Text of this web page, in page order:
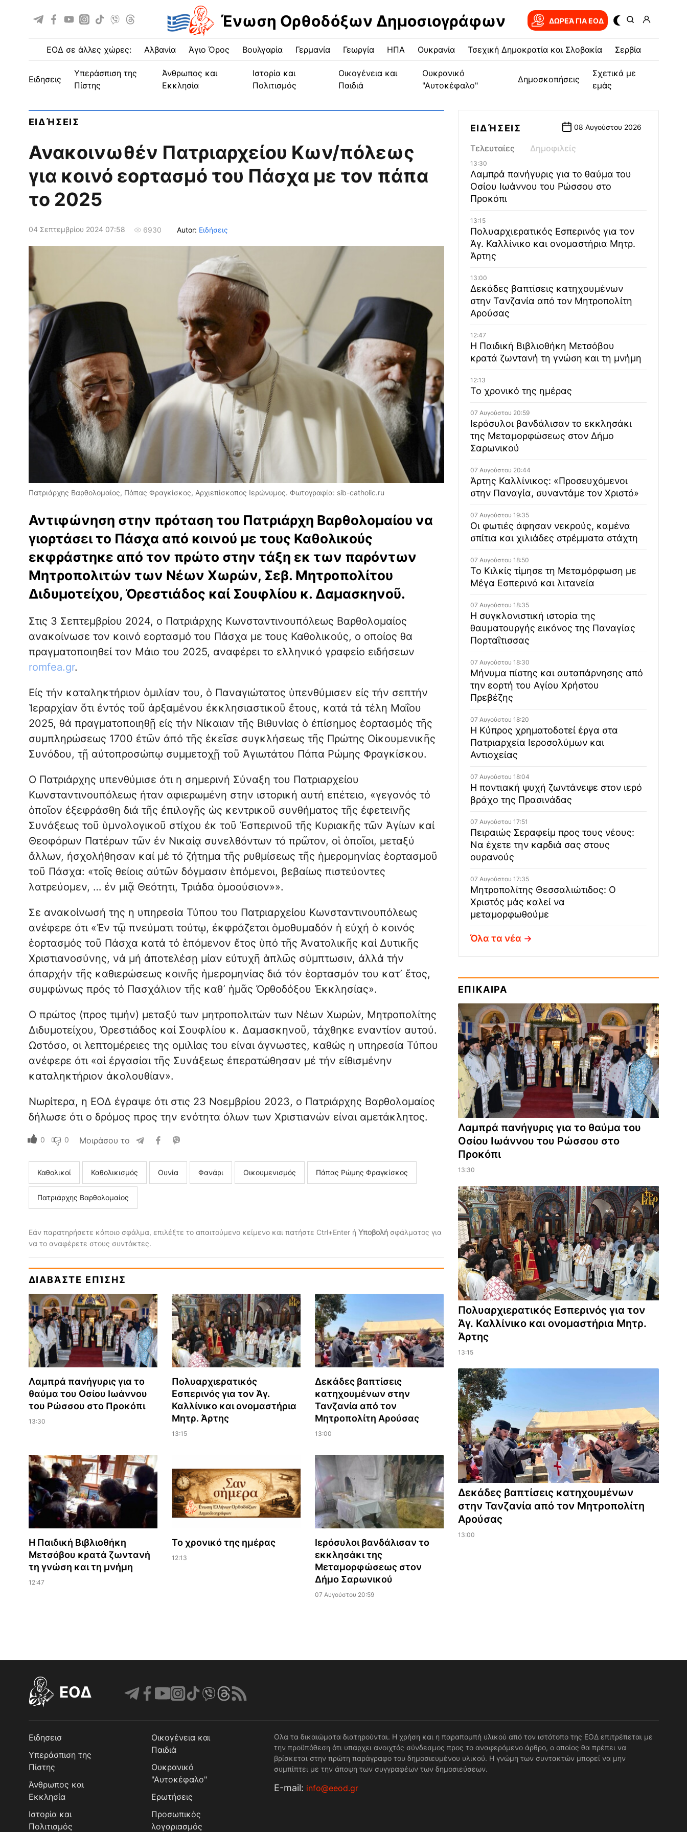
Ένωση Ορθοδόξων Δημοσιογράφων ΔΩΡΕΆ ΓΙΑ EOΔ
ΕΟΔ σε άλλες χώρες: Αλβανία Άγιο Όρος Βουλγαρία Γερμανία Γεωργία ΗΠΑ Ουκρανία Τσεχική Δημοκρατία και Σλοβακία Σερβία
ειδησεις
Υπεράσπιση της
Πίστης
Άνθρωπος και
Εκκλησία
Ιστορία και
Πολιτισμός
Οικογένεια και
Παιδιά
Ουκρανικό
"Αυτοκέφαλο"
Δημοσκοπήσεις
Σχετικά με
εμάς
ΕΙΔΉΣΕΙΣ
Ανακοινωθέν Πατριαρχείου Κων/πόλεως
για κοινό εορτασμό του Πάσχα με τον πάπα
το 2025
04 Σεπτεμβρίου 2024 07:58 6930 Autor: Ειδήσεις
Πατριάρχης Βαρθολομαίος, Πάπας Φραγκίσκος, Αρχιεπίσκοπος Ιερώνυμος. Φωτογραφία: sib-catholic.ru
Αντιφώνηση στην πρόταση του Πατριάρχη Βαρθολομαίου να
γιορτάσει το Πάσχα από κοινού με τους Καθολικούς
εκφράστηκε από τον πρώτο στην τάξη εκ των παρόντων
Μητροπολιτών των Νέων Χωρών, Σεβ. Μητροπολίτου
Διδυμοτείχου, Ὀρεστιάδος καί Σουφλίου κ. Δαμασκηνοῦ.
Στις 3 Σεπτεμβρίου 2024, ο Πατριάρχης Κωνσταντινουπόλεως Βαρθολομαίος
ανακοίνωσε τον κοινό εορτασμό του Πάσχα με τους Καθολικούς, ο οποίος θα
πραγματοποιηθεί τον Μάιο του 2025, αναφέρει το ελληνικό γραφείο ειδήσεων
romfea.gr.
Εἰς τήν καταληκτήριον ὁμιλίαν του, ὁ Παναγιώτατος ὑπενθύμισεν εἰς τήν σεπτήν
Ἱεραρχίαν ὅτι ἐντός τοῦ ἀρξαμένου ἐκκλησιαστικοῦ ἔτους, κατά τά τέλη Μαΐου
2025, θά πραγματοποιηθῇ εἰς τήν Νίκαιαν τῆς Βιθυνίας ὁ ἐπίσημος ἑορτασμός τῆς
συμπληρώσεως 1700 ἐτῶν ἀπό τῆς ἐκεῖσε συγκλήσεως τῆς Πρώτης Οἰκουμενικῆς
Συνόδου, τῇ αὐτοπροσώπῳ συμμετοχῇ τοῦ Ἁγιωτάτου Πάπα Ρώμης Φραγκίσκου.
Ο Πατριάρχης υπενθύμισε ότι η σημερινή Σύναξη του Πατριαρχείου
Κωνσταντινουπόλεως ήταν αφιερωμένη στην ιστορική αυτή επέτειο, «γεγονός τό
ὁποῖον ἐξεφράσθη διά τῆς ἐπιλογῆς ὡς κεντρικοῦ συνθήματος τῆς ἐφετεινῆς
Συνάξεως τοῦ ὑμνολογικοῦ στίχου ἐκ τοῦ Ἑσπερινοῦ τῆς Κυριακῆς τῶν Ἁγίων καί
Θεοφόρων Πατέρων τῶν ἐν Νικαίᾳ συνελθόντων τό πρῶτον, οἱ ὁποῖοι, μεταξύ
ἄλλων, ἠσχολήθησαν καί μέ τό ζήτημα τῆς ρυθμίσεως τῆς ἡμερομηνίας ἑορτασμοῦ
τοῦ Πάσχα: «τοῖς θείοις αὐτῶν δόγμασιν ἑπόμενοι, βεβαίως πιστεύοντες
λατρεύομεν, … ἐν μιᾷ Θεότητι, Τριάδα ὁμοούσιον»».
Σε ανακοίνωσή της η υπηρεσία Τύπου του Πατριαρχείου Κωνσταντινουπόλεως
ανέφερε ότι «Ἐν τῷ πνεύματι τούτῳ, ἐκφράζεται ὁμοθυμαδόν ἡ εὐχή ὁ κοινός
ἑορτασμός τοῦ Πάσχα κατά τό ἑπόμενον ἔτος ὑπό τῆς Ἀνατολικῆς καί Δυτικῆς
Χριστιανοσύνης, νά μή ἀποτελέσῃ μίαν εὐτυχῆ ἁπλῶς σύμπτωσιν, ἀλλά τήν
ἀπαρχήν τῆς καθιερώσεως κοινῆς ἡμερομηνίας διά τόν ἑορτασμόν του κατ᾽ ἔτος,
συμφώνως πρός τό Πασχάλιον τῆς καθ᾽ ἡμᾶς Ὀρθοδόξου Ἐκκλησίας».
Ο πρώτος (προς τιμήν) μεταξύ των μητροπολιτών των Νέων Χωρών, Μητροπολίτης
Διδυμοτείχου, Ὀρεστιάδος καί Σουφλίου κ. Δαμασκηνοῦ, τάχθηκε εναντίον αυτού.
Ωστόσο, οι λεπτομέρειες της ομιλίας του είναι άγνωστες, καθώς η υπηρεσία Τύπου
ανέφερε ότι «αἱ ἐργασίαι τῆς Συνάξεως ἐπερατώθησαν μέ τήν εἰθισμένην
καταληκτήριον ἀκολουθίαν».
Νωρίτερα, η ΕΟΔ έγραψε ότι στις 23 Νοεμβρίου 2023, ο Πατριάρχης Βαρθολομαίος
δήλωσε ότι ο δρόμος προς την ενότητα όλων των Χριστιανών είναι αμετάκλητος.
0 0 Μοιράσου το
Καθολικοί Καθολικισμός Ουνία Φανάρι Οικουμενισμός Πάπας Ρώμης Φραγκίσκος
Πατριάρχης Βαρθολομαίος
Εάν παρατηρήσετε κάποιο σφάλμα, επιλέξτε το απαιτούμενο κείμενο και πατήστε Ctrl+Enter ή Υποβολήσφάλματος για
να το αναφέρετε στους συντάκτες.
ΔΙΑΒΆΣΤΕ ΕΠΊΣΗΣ
Λαμπρά πανήγυρις για το
θαύμα του Οσίου Ιωάννου
του Ρώσσου στο Προκόπι
13:30
Πολυαρχιερατικός
Εσπερινός για τον Άγ.
Καλλίνικο και ονομαστήρια
Μητρ. Άρτης
13:15
Δεκάδες βαπτίσεις
κατηχουμένων στην
Τανζανία από τον
Μητροπολίτη Αρούσας
13:00
Η Παιδική Βιβλιοθήκη
Μετσόβου κρατά ζωντανή
τη γνώση και τη μνήμη
12:47
Το χρονικό της ημέρας
12:13
Ιερόσυλοι βανδάλισαν το
εκκλησάκι της
Μεταμορφώσεως στον
Δήμο Σαρωνικού
07 Αυγούστου 20:59
ΕΙΔΉΣΕΙΣ 08 Αυγούστου 2026
Τελευταίες Δημοφιλείς
13:30
Λαμπρά πανήγυρις για το θαύμα του
Οσίου Ιωάννου του Ρώσσου στο
Προκόπι
13:15
Πολυαρχιερατικός Εσπερινός για τον
Άγ. Καλλίνικο και ονομαστήρια Μητρ.
Άρτης
13:00
Δεκάδες βαπτίσεις κατηχουμένων
στην Τανζανία από τον Μητροπολίτη
Αρούσας
12:47
Η Παιδική Βιβλιοθήκη Μετσόβου
κρατά ζωντανή τη γνώση και τη μνήμη
12:13
Το χρονικό της ημέρας
07 Αυγούστου 20:59
Ιερόσυλοι βανδάλισαν το εκκλησάκι
της Μεταμορφώσεως στον Δήμο
Σαρωνικού
07 Αυγούστου 20:44
Άρτης Καλλίνικος: «Προσευχόμενοι
στην Παναγία, συναντάμε τον Χριστό»
07 Αυγούστου 19:35
Οι φωτιές άφησαν νεκρούς, καμένα
σπίτια και χιλιάδες στρέμματα στάχτη
07 Αυγούστου 18:50
Το Κιλκίς τίμησε τη Μεταμόρφωση με
Μέγα Εσπερινό και λιτανεία
07 Αυγούστου 18:35
Η συγκλονιστική ιστορία της
θαυματουργής εικόνος της Παναγίας
Πορταΐτισσας
07 Αυγούστου 18:30
Μήνυμα πίστης και αυταπάρνησης από
την εορτή του Αγίου Χρήστου
Πρεβέζης
07 Αυγούστου 18:20
Η Κύπρος χρηματοδοτεί έργα στα
Πατριαρχεία Ιεροσολύμων και
Αντιοχείας
07 Αυγούστου 18:04
Η ποντιακή ψυχή ζωντάνεψε στον ιερό
βράχο της Πρασινάδας
07 Αυγούστου 17:51
Πειραιώς Σεραφείμ προς τους νέους:
Να έχετε την καρδιά σας στους
ουρανούς
07 Αυγούστου 17:35
Μητροπολίτης Θεσσαλιώτιδος: Ο
Χριστός μάς καλεί να
μεταμορφωθούμε
Όλα τα νέα
ΕΠΙΚΑΙΡΑ
Λαμπρά πανήγυρις για το θαύμα του
Οσίου Ιωάννου του Ρώσσου στο
Προκόπι
13:30
Πολυαρχιερατικός Εσπερινός για τον
Άγ. Καλλίνικο και ονομαστήρια Μητρ.
Άρτης
13:15
Δεκάδες βαπτίσεις κατηχουμένων
στην Τανζανία από τον Μητροπολίτη
Αρούσας
13:00
EOΔ
Ειδησεισ
Υπεράσπιση της
Πίστης
Άνθρωπος και
Εκκλησία
Ιστορία και
Πολιτισμός
Οικογένεια και
Παιδιά
Ουκρανικό
"Αυτοκέφαλο"
Ερωτήσεις
Προσωπικός
λογαριασμός
Ολα τα δικαιώματα διατηρούνται. Η χρήση και η παραπομπή υλικού από τον ιστότοπο της ΕΟΔ επιτρέπεται με
την προϋπόθεση ότι υπάρχει ανοιχτός σύνδεσμος προς το αναφερόμενο άρθρο, ο οποίος θα πρέπει να
βρίσκεται στην πρώτη παράγραφο του δημοσιευμένου υλικού. Η γνώμη των συντακτών μπορεί να μην
συμπίπτει με την άποψη των συγγραφέων των δημοσιεύσεων.
Е-mail: info@eeod.gr